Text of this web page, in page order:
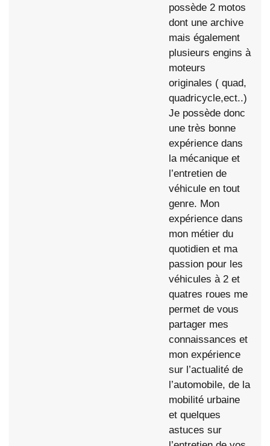
possède 2 motos
dont une archive
mais également
plusieurs engins à
moteurs
originales ( quad,
quadricycle,ect..)
Je possède donc
une très bonne
expérience dans
la mécanique et
l’entretien de
véhicule en tout
genre. Mon
expérience dans
mon métier du
quotidien et ma
passion pour les
véhicules à 2 et
quatres roues me
permet de vous
partager mes
connaissances et
mon expérience
sur l’actualité de
l’automobile, de la
mobilité urbaine
et quelques
astuces sur